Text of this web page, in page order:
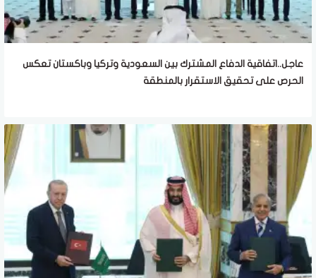
عاجل..اتفاقية الدفاع المشترك بين السعودية وتركيا وباكستان تعكس
الحرص على تحقيق الاستقرار بالمنطقة